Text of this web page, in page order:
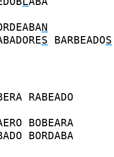
N
S BARBEADOS
RABEADO
BOBEARA
BORDABA